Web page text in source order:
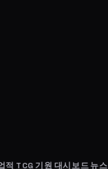
적 TCG기원 대시보드뉴스